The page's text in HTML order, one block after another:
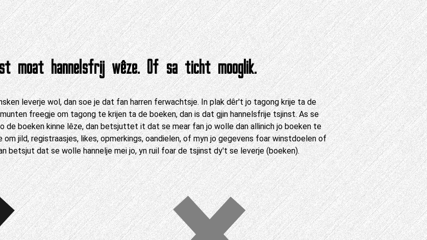
moat hannelsfrij wêze. Of sa ticht mooglik.
leverje wol, dan soe je dat fan harren ferwachtsje. In plak dêr't jo tagong krije ta de
freegje om tagong te krijen ta de boeken, dan is dat gjin hannelsfrije tsjinst. As se
de boeken kinne lêze, dan betsjuttet it dat se mear fan jo wolle dan allinich jo boeken te
jild, registraasjes, likes, opmerkings, oandielen, of myn jo gegevens foar winstdoelen of
betsjut dat se wolle hannelje mei jo, yn ruil foar de tsjinst dy't se leverje (boeken).